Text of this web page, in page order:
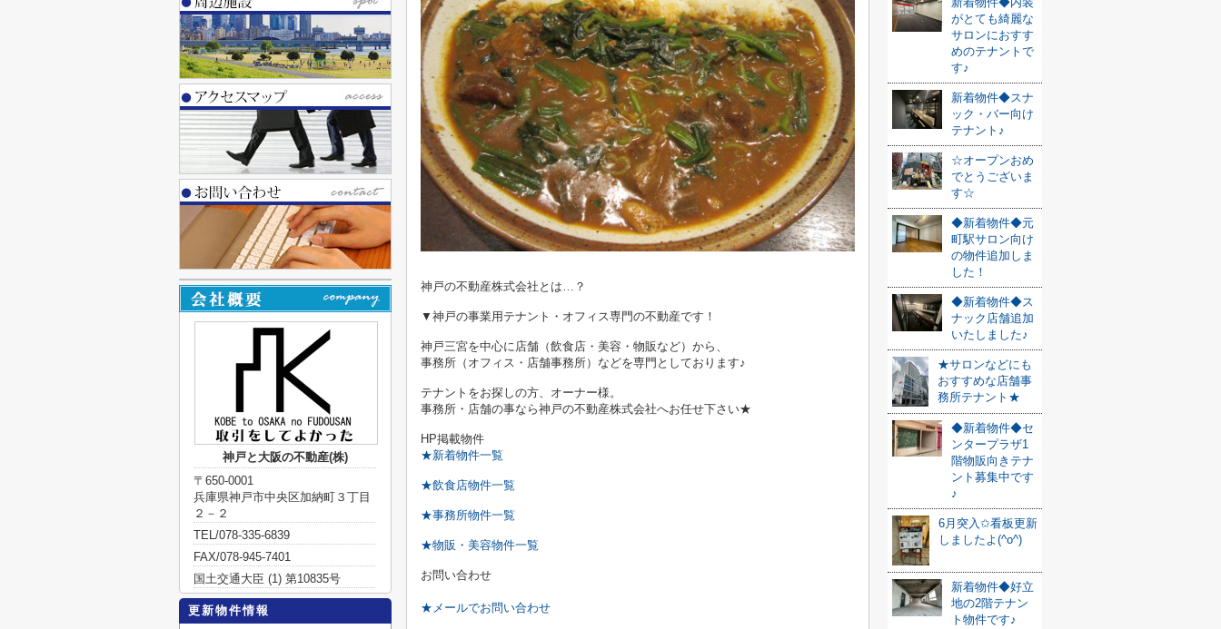
神戸の不動産株式会社とは…？
▼神戸の事業用テナント・オフィス専門の不動産です！
神戸三宮を中心に店舗（飲食店・美容・物販など）から、
事務所（オフィス・店舗事務所）などを専門としております♪
テナントをお探しの方、オーナー様。
事務所・店舗の事なら神戸の不動産株式会社へお任せ下さい★
HP掲載物件
★新着物件一覧
★飲食店物件一覧
★事務所物件一覧
★物販・美容物件一覧
お問い合わせ
★メールでお問い合わせ
がとても綺麗な
サロンにおすす
めのテナントで
す♪
新着物件◆スナ
ック・バー向け
テナント♪
☆オープンおめ
でとうございま
す☆
◆新着物件◆元
町駅サロン向け
の物件追加しま
した！
◆新着物件◆ス
ナック店舗追加
いたしました♪
★サロンなどにも
おすすめな店舗事
務所テナント★
◆新着物件◆セ
ンタープラザ1
階物販向きテナ
ント募集中です
♪
6月突入✩看板更新
しましたよ(^o^)
新着物件◆好立
地の2階テナン
ト物件です♪
神戸と大阪の不動産(株)
〒650-0001
兵庫県神戸市中央区加納町３丁目
２－２
TEL/078-335-6839
FAX/078-945-7401
国土交通大臣 (1) 第10835号
更新物件情報